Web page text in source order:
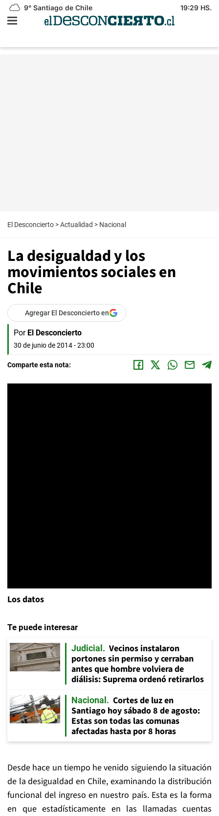
9° Santiago de Chile 19:29 HS.
El Desconcierto >Actualidad > Nacional
La desigualdad y los
movimientos sociales en
Chile
Agregar El Desconcierto en
Por El Desconcierto
30 de junio de 2014 - 23:00
Comparte esta nota:
Los datos
Te puede interesar
Judicial
Vecinos instalaron
portones sin permiso y cerraban
antes que hombre volviera de
diálisis: Suprema ordenó retirarlos
Nacional
Cortes de luz en
Santiago hoy sábado 8 de agosto:
Estas son todas las comunas
afectadas hasta por 8 horas
Desde hace un tiempo he venido siguiendo la situación
de la desigualdad en Chile, examinando la distribución
funcional del ingreso en nuestro país. Esta es la forma
en que estadísticamente en las llamadas cuentas